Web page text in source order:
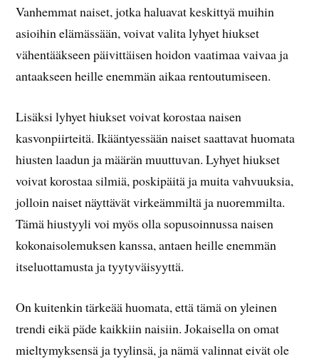
Vanhemmat naiset, jotka haluavat keskittyä muihin
asioihin elämässään, voivat valita lyhyet hiukset
vähentääkseen päivittäisen hoidon vaatimaa vaivaa ja
antaakseen heille enemmän aikaa rentoutumiseen.
Lisäksi lyhyet hiukset voivat korostaa naisen
kasvonpiirteitä. Ikääntyessään naiset saattavat huomata
hiusten laadun ja määrän muuttuvan. Lyhyet hiukset
voivat korostaa silmiä, poskipäitä ja muita vahvuuksia,
jolloin naiset näyttävät virkeämmiltä ja nuoremmilta.
Tämä hiustyyli voi myös olla sopusoinnussa naisen
kokonaisolemuksen kanssa, antaen heille enemmän
itseluottamusta ja tyytyväisyyttä.
On kuitenkin tärkeää huomata, että tämä on yleinen
trendi eikä päde kaikkiin naisiin. Jokaisella on omat
mieltymyksensä ja tyylinsä, ja nämä valinnat eivät ole